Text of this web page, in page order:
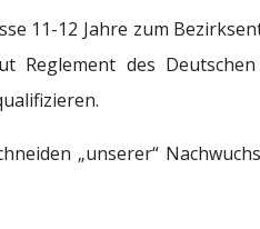
11-12 Jahre zum
Reglement des
„unserer“